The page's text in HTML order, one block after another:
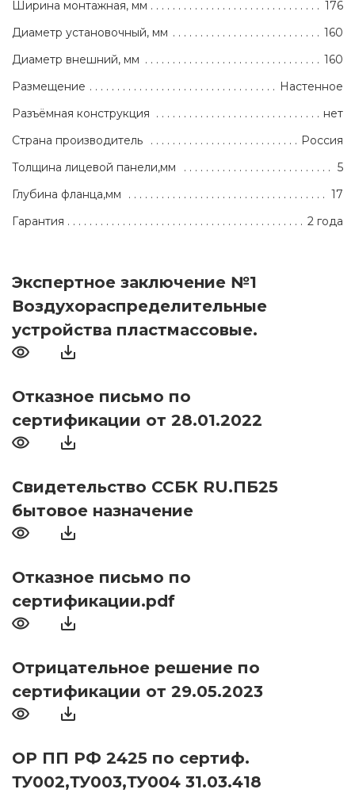
Ширина монтажная, мм
176
Диаметр установочный, мм
160
Диаметр внешний, мм
160
Размещение
Настенное
Разъёмная конструкция
нет
Страна производитель
Россия
Толщина лицевой панели,мм
5
Глубина фланца,мм
17
Гарантия
2 года
Экспертное заключение №1
Воздухораспределительные
устройства пластмассовые.
Отказное письмо по
сертификации от 28.01.2022
Свидетельство ССБК RU.ПБ25
бытовое назначение
Отказное письмо по
сертификации.pdf
Отрицательное решение по
сертификации от 29.05.2023
ОР ПП РФ 2425 по сертиф.
ТУ002,ТУ003,ТУ004 31.03.418